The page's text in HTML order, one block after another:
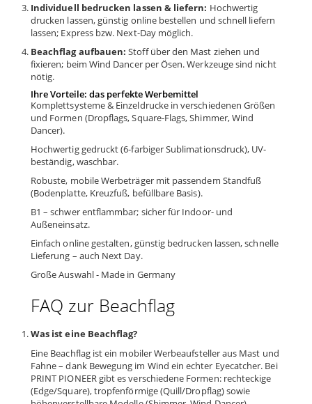
Individuell bedrucken lassen & liefern: Hochwertig
drucken lassen, günstig online bestellen und schnell liefern
lassen; Express bzw. Next-Day möglich.
Beachflag aufbauen: Stoff über den Mast ziehen und
fixieren; beim Wind Dancer per Ösen. Werkzeuge sind nicht
nötig.
Ihre Vorteile: das perfekte Werbemittel
Komplettsysteme & Einzeldrucke in verschiedenen Größen
und Formen (Dropflags, Square-Flags, Shimmer, Wind
Dancer).
Hochwertig gedruckt (6-farbiger Sublimationsdruck), UV-
beständig, waschbar.
Robuste, mobile Werbeträger mit passendem Standfuß
(Bodenplatte, Kreuzfuß, befüllbare Basis).
B1 – schwer entflammbar; sicher für Indoor- und
Außeneinsatz.
Einfach online gestalten, günstig bedrucken lassen, schnelle
Lieferung – auch Next Day.
Große Auswahl - Made in Germany
FAQ zur Beachflag
Was ist eine Beachflag?
Eine Beachflag ist ein mobiler Werbeaufsteller aus Mast und
Fahne – dank Bewegung im Wind ein echter Eyecatcher. Bei
PRINT PIONEER gibt es verschiedene Formen: rechteckige
(Edge/Square), tropfenförmige (Quill/Dropflag) sowie